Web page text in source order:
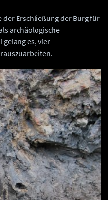
der Erschließung der Burg für
archäologische
gelang es, vier